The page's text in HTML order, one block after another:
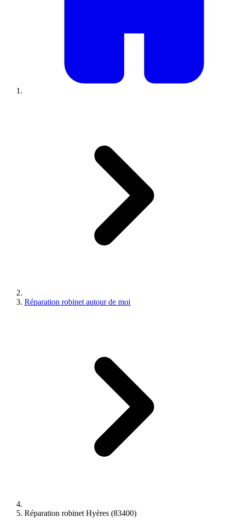
Réparation robinet autour de moi
Réparation robinet Hyères (83400)